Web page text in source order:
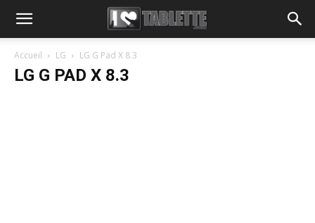
Accueil LG LG G Pad X 8.3
LG G PAD X 8.3